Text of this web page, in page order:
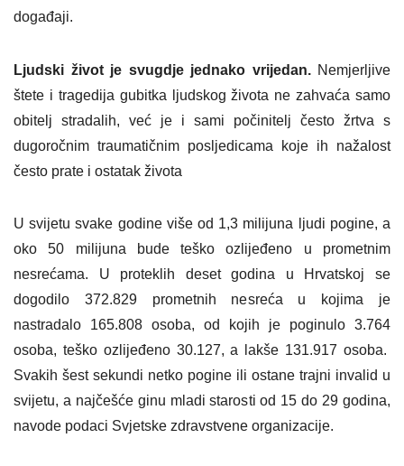
događaji.
Ljudski život je svugdje jednako vrijedan.Nemjerljive
štete i tragedija gubitka ljudskog života ne zahvaća samo
obitelj stradalih, već je i sami počinitelj često žrtva s
dugoročnim traumatičnim posljedicama koje ih nažalost
često prate i ostatak života
U svijetu svake godine više od 1,3 milijuna ljudi pogine, a
oko 50 milijuna bude teško ozlijeđeno u prometnim
nesrećama. U proteklih deset godina u Hrvatskoj se
dogodilo 372.829 prometnih nesreća u kojima je
nastradalo 165.808 osoba, od kojih je poginulo 3.764
osoba, teško ozlijeđeno 30.127, a lakše 131.917 osoba.
Svakih šest sekundi netko pogine ili ostane trajni invalid u
svijetu, a najčešće ginu mladi starosti od 15 do 29 godina,
navode podaci Svjetske zdravstvene organizacije.